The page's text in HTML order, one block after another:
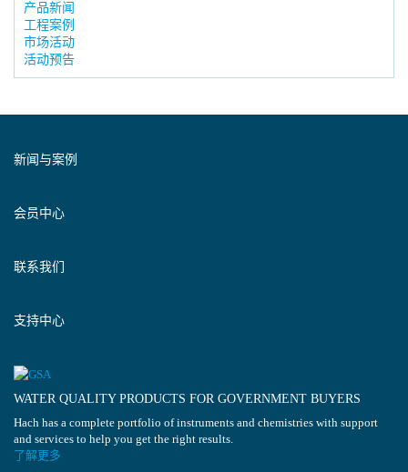
产品新闻
工程案例
市场活动
活动预告
新闻与案例
会员中心
联系我们
支持中心
WATER QUALITY PRODUCTS FOR GOVERNMENT BUYERS
Hach has a complete portfolio of instruments and chemistries with support
and services to help you get the right results.
了解更多